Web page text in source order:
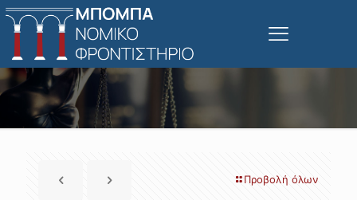
Προβολή όλων